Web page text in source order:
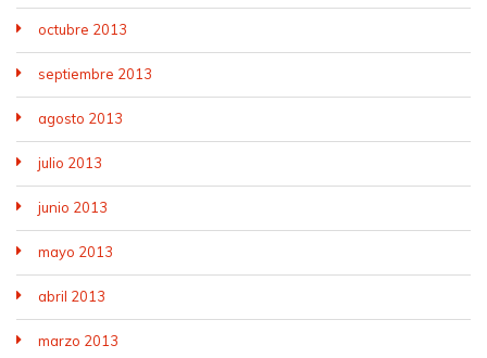
octubre 2013
septiembre 2013
agosto 2013
julio 2013
junio 2013
mayo 2013
abril 2013
marzo 2013